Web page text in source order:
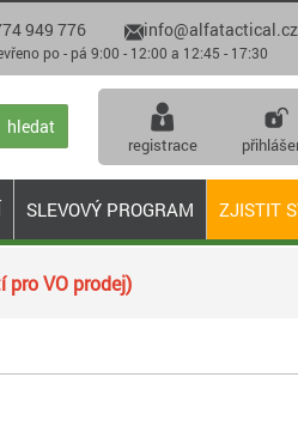
pro VO prodej)
SLEVOVÝ PROGRAM ZJISTIT
hledat
registrace
949 776info@alfatactical.cz
- pá 9:00 - 12:00 a 12:45 - 17:30